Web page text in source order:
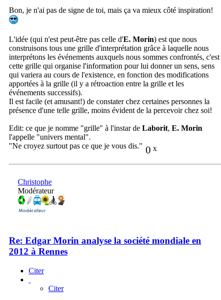
Bon, je n'ai pas de signe de toi, mais ça va mieux côté inspiration!
L'idée (qui n'est peut-être pas celle d'E. Morin) est que nous
construisons tous une grille d'interprétation grâce à laquelle nous
interprétons les événements auxquels nous sommes confrontés, c'est
cette grille qui organise l'information pour lui donner un sens, sens
qui variera au cours de l'existence, en fonction des modifications
apportées à la grille (il y a rétroaction entre la grille et les
événements successifs).
Il est facile (et amusant!) de constater chez certaines personnes la
présence d'une telle grille, moins évident de la percevoir chez soi!
Edit: ce que je nomme "grille" à l'instar de Laborit, E. Morin
l'appelle "univers mental".
0 x
"Ne croyez surtout pas ce que je vous dis."
Christophe
Modérateur
Re: Edgar Morin analyse la société mondiale en
2012 à Rennes
Citer
Citer